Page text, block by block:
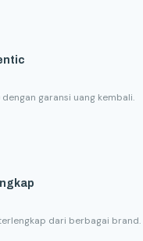
garansi uang kembali.
dari berbagai brand.